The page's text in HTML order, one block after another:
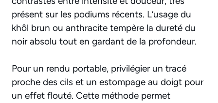
présent sur les podiums récents. L’usage du
khôl brun ou anthracite tempère la dureté du
noir absolu tout en gardant de la profondeur.
Pour un rendu portable, privilégier un tracé
proche des cils et un estompage au doigt pour
un effet flouté. Cette méthode permet